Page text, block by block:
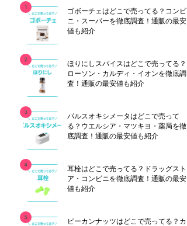
ゴボーチェはどこで売ってる？コンビ
ニ・スーパーを徹底調査！通販の最安
値も紹介
ほりにしスパイスはどこで売ってる？
ローソン・カルディ・イオンを徹底調
査！通販の最安値も紹介
パルスオキシメータはどこで売って
る？ウエルシア・マツキヨ・薬局を徹
底調査！通販の最安値も紹介
耳栓はどこで売ってる？ドラッグスト
ア・コンビニを徹底調査！通販の最安
値も紹介
ピーカンナッツはどこで売ってる？カ